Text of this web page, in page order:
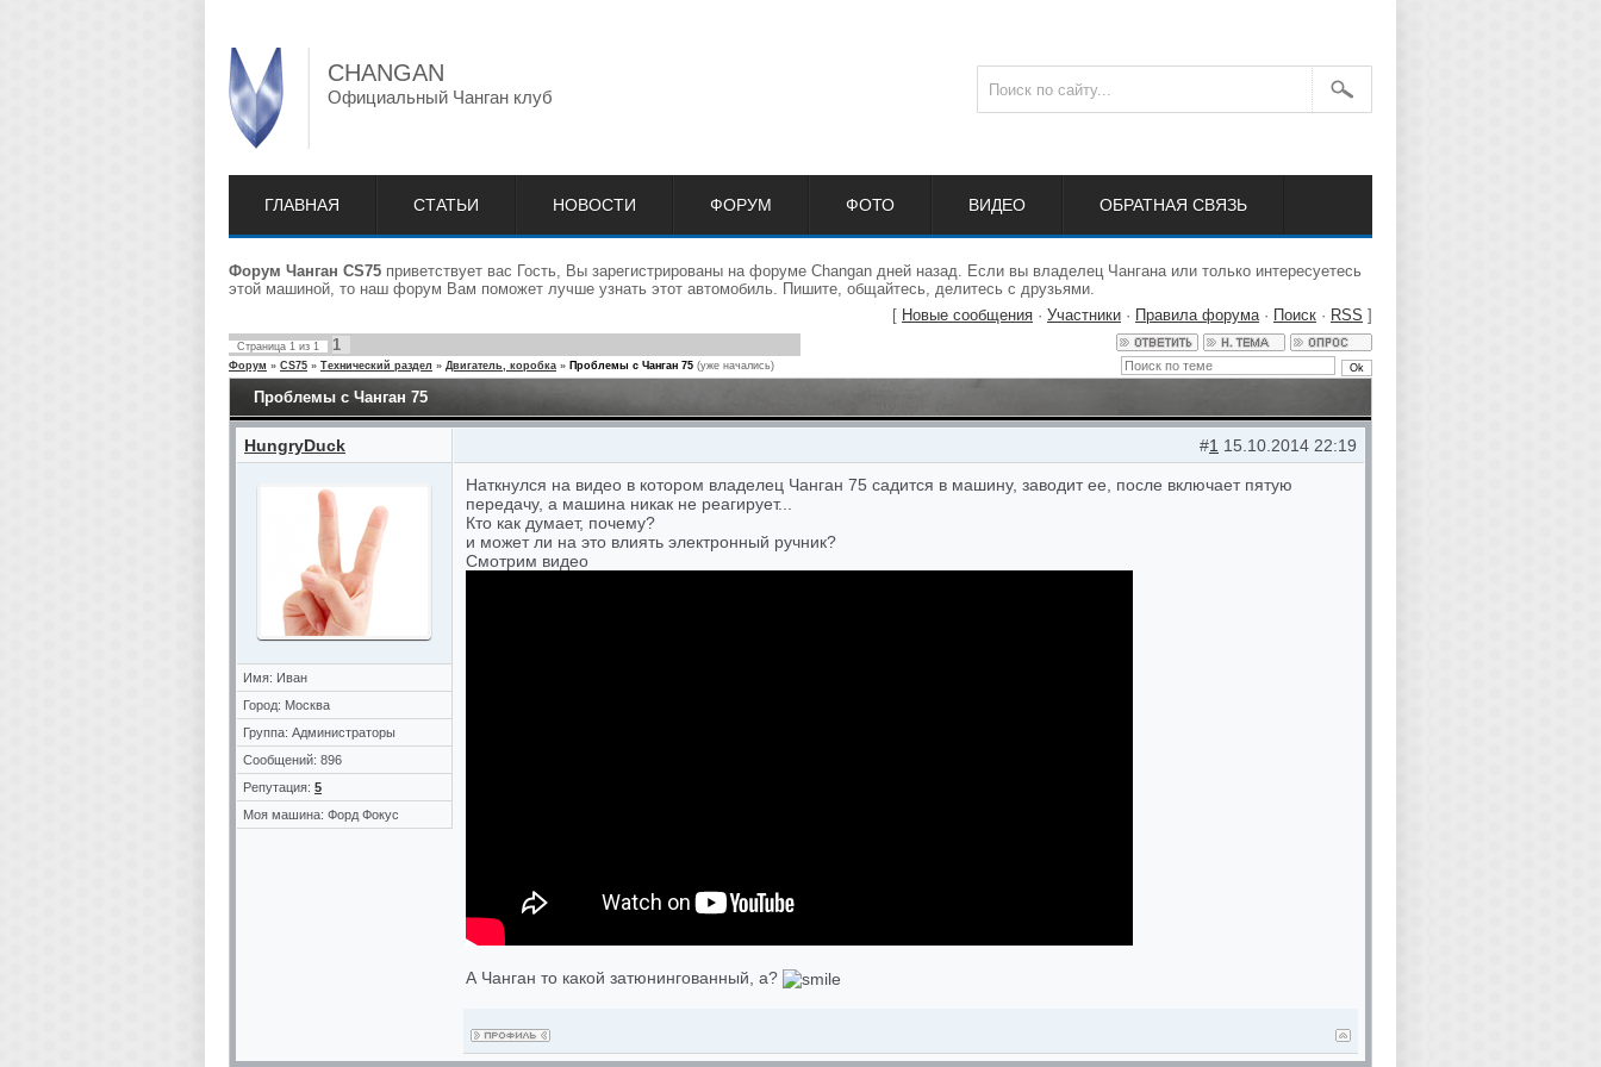
CHANGAN
Официальный Чанган клуб
ГЛАВНАЯ СТАТЬИ НОВОСТИ ФОРУМ ФОТО ВИДЕО ОБРАТНАЯ СВЯЗЬ
Форум Чанган CS75 приветствует вас Гость, Вы зарегистрированы на форуме Changan дней назад. Если вы владелец Чангана или только интересуетесь
этой машиной, то наш форум Вам поможет лучше узнать этот автомобиль. Пишите, общайтесь, делитесь с друзьями.
[ Новые сообщения · Участники · Правила форума· Поиск · RSS ]
Страница 1 из 1 1
Форум » CS75 » Технический раздел » Двигатель, коробка » Проблемы с Чанган 75 (уже начались)
Проблемы с Чанган 75
HungryDuck
Имя: Иван
Город: Москва
Группа: Администраторы
Сообщений: 896
Репутация: 5
Моя машина: Форд Фокус
#1 15.10.2014 22:19
Наткнулся на видео в котором владелец Чанган 75 садится в машину, заводит ее, после включает пятую
передачу, а машина никак не реагирует...
Кто как думает, почему?
и может ли на это влиять электронный ручник?
Смотрим видео
А Чанган то какой затюнингованный, а?